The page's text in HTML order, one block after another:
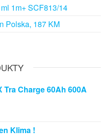
1m+ SCF813/14
Polska, 187 KM
Tra Charge 60Ah 600A
Klima !